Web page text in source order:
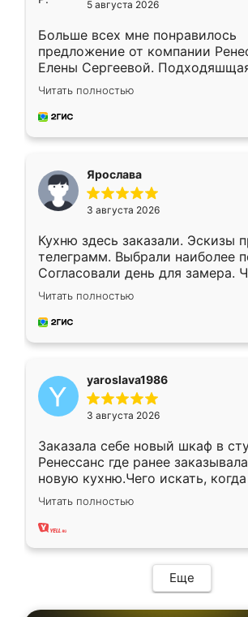
5 августа 2026
Больше всех мне понравилось
предложение от компании
Елены Сергеевой.
короткие сроки изготовления.
для замера сотрудник Владислав
предложил по моему эскизу
Читать полностью
Ярослава
3 августа 2026
Кухню здесь заказали. Эскизы
телеграмм. Выбрали наиболее
Согласовали день для замера.
недели кухня была уже готова.
довольны работой. Спасибо
мебель за качественную работу!
Читать полностью
yaroslava1986
3 августа 2026
Заказала себе новый шкаф в
Ренессанс где ранее
новую кухню.Чего искать,
вполне довольна. Служит кухня
два года, нареканий нет.
Читать полностью
Еще